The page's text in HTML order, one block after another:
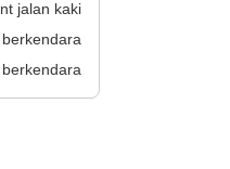
jalan kaki
berkendara
berkendara